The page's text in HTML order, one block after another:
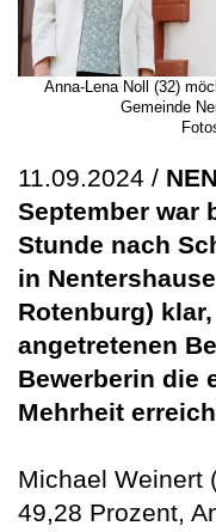
Anna-Lena Noll (32)
Gemeinde
11.09.2024 /
September war
Stunde nach
in
Rotenburg)
angetretenen
Bewerberin die
Mehrheit
Michael Weinert
49,28 Prozent,